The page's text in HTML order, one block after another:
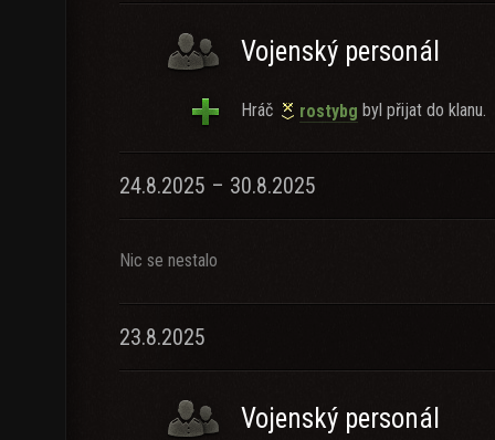
Vojenský personál
Hráč rostybg byl přijat do klanu.
24.8.2025 – 30.8.2025
Nic se nestalo
23.8.2025
Vojenský personál